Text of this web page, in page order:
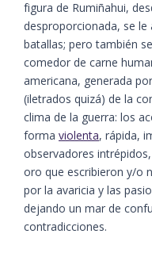
figura de Rumiñahui,
desproporcionada, se
batallas; pero también
comedor de carne
americana, generada
(iletrados quizá) de la
clima de la guerra: los
forma violenta, rápida,
observadores
oro que escribieron y/o
por la avaricia y las
dejando un mar de
contradicciones.